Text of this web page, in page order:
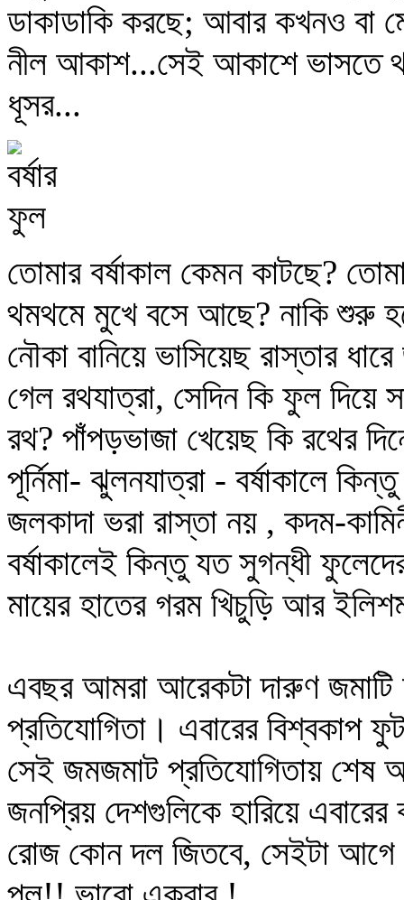
ডাকাডাকি করছে; আবার কখনও বা
নীল আকাশ...সেই আকাশে ভাসতে
ধূসর...
তোমার বর্ষাকাল কেমন কাটছে?
থমথমে মুখে বসে আছে? নাকি শুরু
নৌকা বানিয়ে ভাসিয়েছ রাস্তার
গেল রথযাত্রা, সেদিন কি ফুল দিয়ে
রথ? পাঁপড়ভাজা খেয়েছ কি রথের
পূর্নিমা- ঝুলনযাত্রা - বর্ষাকালে
জলকাদা ভরা রাস্তা নয় , কদম-
বর্ষাকালেই কিন্তু যত সুগন্ধী
মায়ের হাতের গরম খিচুড়ি আর
এবছর আমরা আরেকটা দারুণ জমাটি
প্রতিযোগিতা। এবারের বিশ্বকাপ
সেই জমজমাট প্রতিযোগিতায় শেষ
জনপ্রিয় দেশগুলিকে হারিয়ে
রোজ কোন দল জিতবে, সেইটা আগে